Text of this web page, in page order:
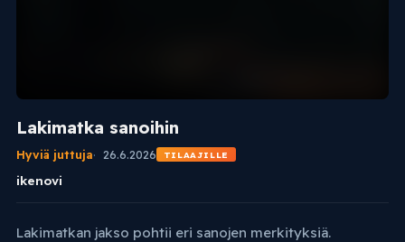
Lakimatka sanoihin
Hyviä juttuja 26.6.2026 TILAAJILLE
ikenovi
Lakimatkan jakso pohtii eri sanojen merkityksiä.